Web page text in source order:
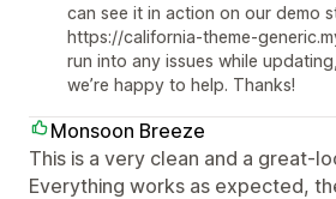
can see it in action on our demo
https://california-theme-
run into any issues while
we’re happy to help. Thanks!
Monsoon Breeze
This is a very clean and a great-
Everything works as expected,